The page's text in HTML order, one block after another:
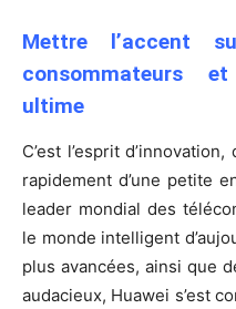
Mettre l’accent
consommateurs
ultime
C’est l’esprit
rapidement d’une petite
leader mondial des
le monde intelligent
plus avancées, ainsi que
audacieux, Huawei s’est